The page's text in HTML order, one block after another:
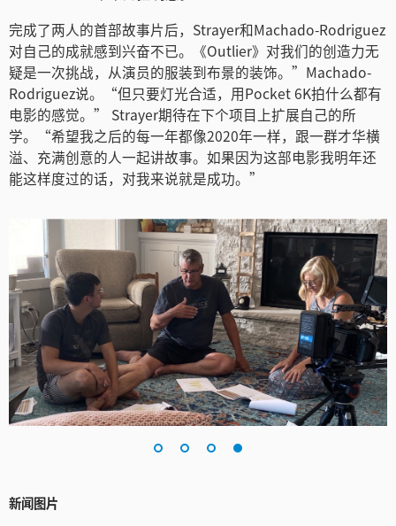
完成了两人的首部故事片后，Strayer和Machado-Rodriguez
对自己的成就感到兴奋不已。《Outlier》对我们的创造力无
疑是一次挑战，从演员的服装到布景的装饰。”Machado-
Rodriguez说。“但只要灯光合适，用Pocket 6K拍什么都有
电影的感觉。” Strayer期待在下个项目上扩展自己的所
学。“希望我之后的每一年都像2020年一样，跟一群才华横
溢、充满创意的人一起讲故事。如果因为这部电影我明年还
能这样度过的话，对我来说就是成功。”
新闻图片